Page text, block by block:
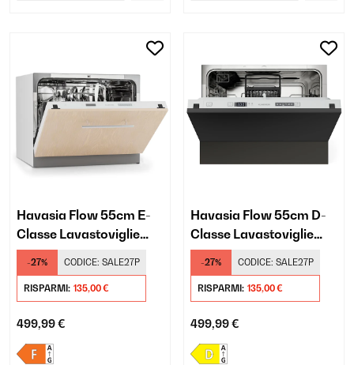
Havasia Flow 55cm E-
Classe Lavastoviglie
Integrata Totale 6
Programmi
-27% CODICE: SALE27P
RISPARMI: 135,00 €
499,99 €
Havasia Flow 55cm D-
Classe Lavastoviglie
Integrata Totale 6
Programmi
-27% CODICE: SALE27P
RISPARMI: 135,00 €
499,99 €